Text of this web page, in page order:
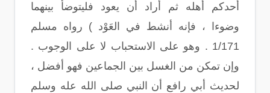
أحدكم أهله ثم أراد أن يعود فليتوضأ بينهما
وضوءا ، فإنه أنشط في العَوْد ) رواه مسلم
1/171 . وهو على الاستحباب لا على الوجوب .
وإن تمكن من الغسل بين الجماعين فهو أفضل ،
لحديث أبي رافع أن النبي صلى الله عله وسلم